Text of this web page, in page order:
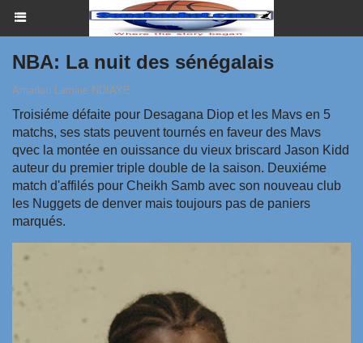
NBA: La nuit des sénégalais
Amadou Lamine NDIAYE
Troisiéme défaite pour Desagana Diop et les Mavs en 5
matchs, ses stats peuvent tournés en faveur des Mavs
qvec la montée en ouissance du vieux briscard Jason Kidd
auteur du premier triple double de la saison. Deuxiéme
match d'affilés pour Cheikh Samb avec son nouveau club
les Nuggets de denver mais toujours pas de paniers
marqués.